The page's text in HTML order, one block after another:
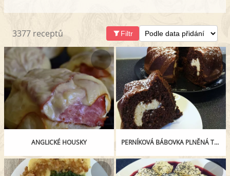
3377 receptů Filtr
ANGLICKÉ HOUSKY PERNÍKOVÁ BÁBOVKA PLNĚNÁ TVAROHEM S ARAŠÍDOVÝM MÁSLEM